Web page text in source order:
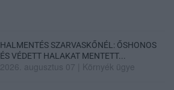
HALMENTÉS SZARVASKŐNÉL: ŐSHONOS
ÉS VÉDETT HALAKAT MENTETT...
2026. augusztus 07 Környék ügye